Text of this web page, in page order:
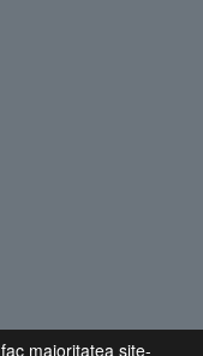
majoritatea site-